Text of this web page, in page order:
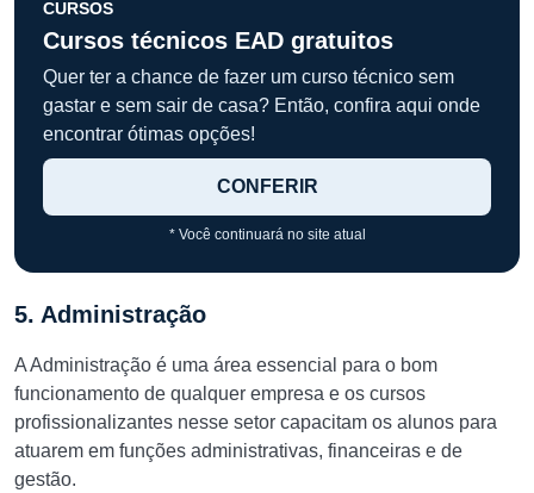
CURSOS
Cursos técnicos EAD gratuitos
Quer ter a chance de fazer um curso técnico sem
gastar e sem sair de casa? Então, confira aqui onde
encontrar ótimas opções!
CONFERIR
* Você continuará no site atual
5. Administração
A Administração é uma área essencial para o bom
funcionamento de qualquer empresa e os cursos
profissionalizantes nesse setor capacitam os alunos para
atuarem em funções administrativas, financeiras e de
gestão.